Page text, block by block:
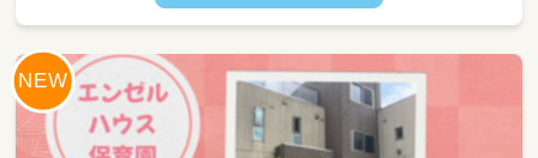
◆園内行事や季節のイベントの企画・運営
清潔な環境づくり
◆スタッフ間のミーティングや情報共有